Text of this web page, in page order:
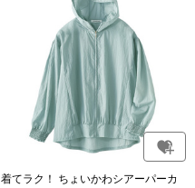
着てラク！ ちょいかわシアーパーカ